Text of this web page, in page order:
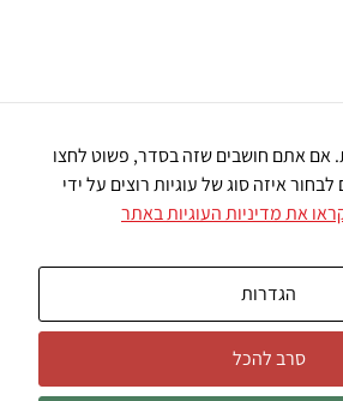
אם אתם חושבים שזה בסדר, פשוט לחצו
איזה סוג של עוגיות רוצים על ידי
את מדיניות העוגיות באתר
הגדרות
סרב להכל